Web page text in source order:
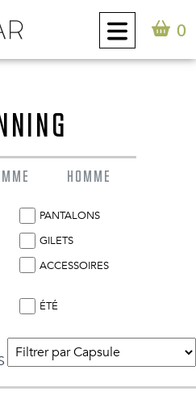
0
HOMME
PANTALONS
GILETS
ACCESSOIRES
ÉTÉ